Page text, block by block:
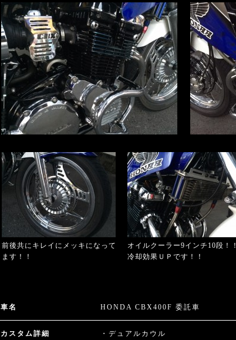
前後共にキレイにメッキになって
ます！！
オイルクーラー9インチ10段！！
冷却効果ＵＰです！！
車名 HONDA CBX400F 委託車
カスタム詳細
・デュアルカウル